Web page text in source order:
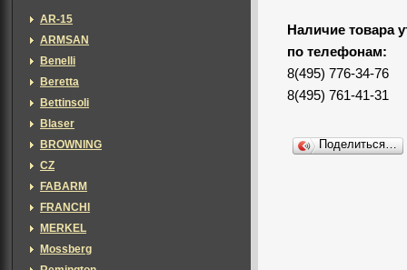
Наличие товара
по телефонам:
8(495) 776-34-76
8(495) 761-41-31
Поделиться…
AR-15
ARMSAN
Benelli
Beretta
Bettinsoli
Blaser
BROWNING
CZ
FABARM
FRANCHI
MERKEL
Mossberg